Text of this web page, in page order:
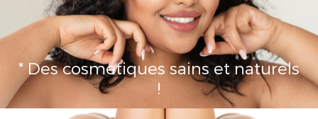
* Des cosmetiques sains et naturels
!